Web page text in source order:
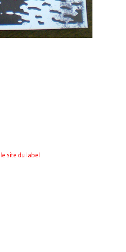
le site du label